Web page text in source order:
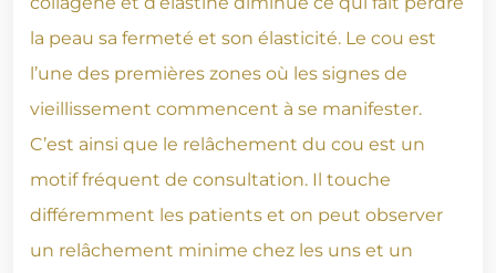
la peau sa fermeté et son élasticité. Le cou est
l’une des premières zones où les signes de
vieillissement commencent à se manifester.
C’est ainsi que le relâchement du cou est un
motif fréquent de consultation. Il touche
différemment les patients et on peut observer
un relâchement minime chez les uns et un